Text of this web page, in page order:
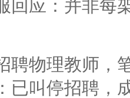
回应：并非每
聘物理教师，
已叫停招聘，